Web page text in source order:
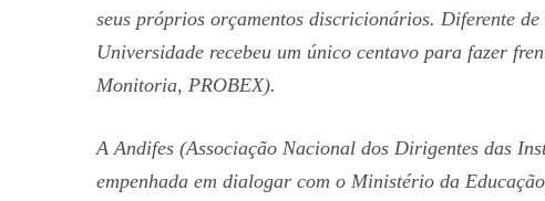
seus próprios orçamentos discricionários. Diferente
Universidade recebeu um único centavo para fazer
Monitoria, PROBEX).
A Andifes (Associação Nacional dos Dirigentes das
empenhada em dialogar com o Ministério da